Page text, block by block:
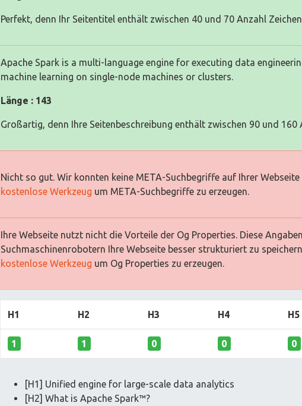
Perfekt, denn Ihr Seitentitel enthält zwischen 40 und 70 Anzahl
Apache Spark is a multi-language engine for executing data
machine learning on single-node machines or clusters.
Länge : 143
Großartig, denn Ihre Seitenbeschreibung enthält zwischen 90 und 160
Nicht so gut. Wir konnten keine META-Suchbegriffe auf Ihrer Webseite
kostenlose Werkzeug um META-Suchbegriffe zu erzeugen.
Ihre Webseite nutzt nicht die Vorteile der Og Properties. Diese
Suchmaschinenrobotern Ihre Webseite besser strukturiert zu
kostenlose Werkzeug um Og Properties zu erzeugen.
H1 H2 H3 H4 H5
1 1 0 0 0
[H1] Unified engine for large-scale data analytics
[H2] What is Apache Spark™?